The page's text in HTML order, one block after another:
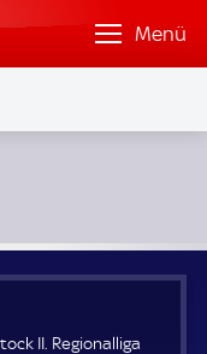
Menü
II. Regionalliga